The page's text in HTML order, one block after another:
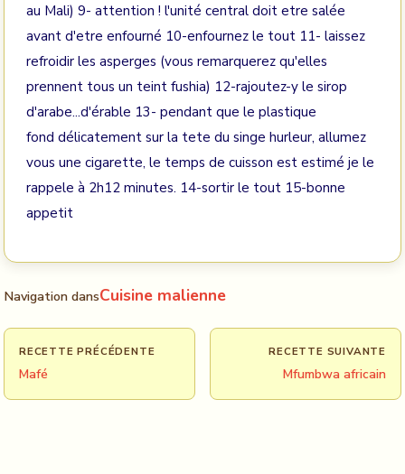
au Mali) 9- attention ! l'unité central doit etre salée
avant d'etre enfourné 10-enfournez le tout 11- laissez
refroidir les asperges (vous remarquerez qu'elles
prennent tous un teint fushia) 12-rajoutez-y le sirop
d'arabe...d'érable 13- pendant que le plastique
fond délicatement sur la tete du singe hurleur, allumez
vous une cigarette, le temps de cuisson est estimé je le
rappele à 2h12 minutes. 14-sortir le tout 15-bonne
appetit
Navigation dansCuisine malienne
RECETTE PRÉCÉDENTE
Mafé
RECETTE SUIVANTE
Mfumbwa africain